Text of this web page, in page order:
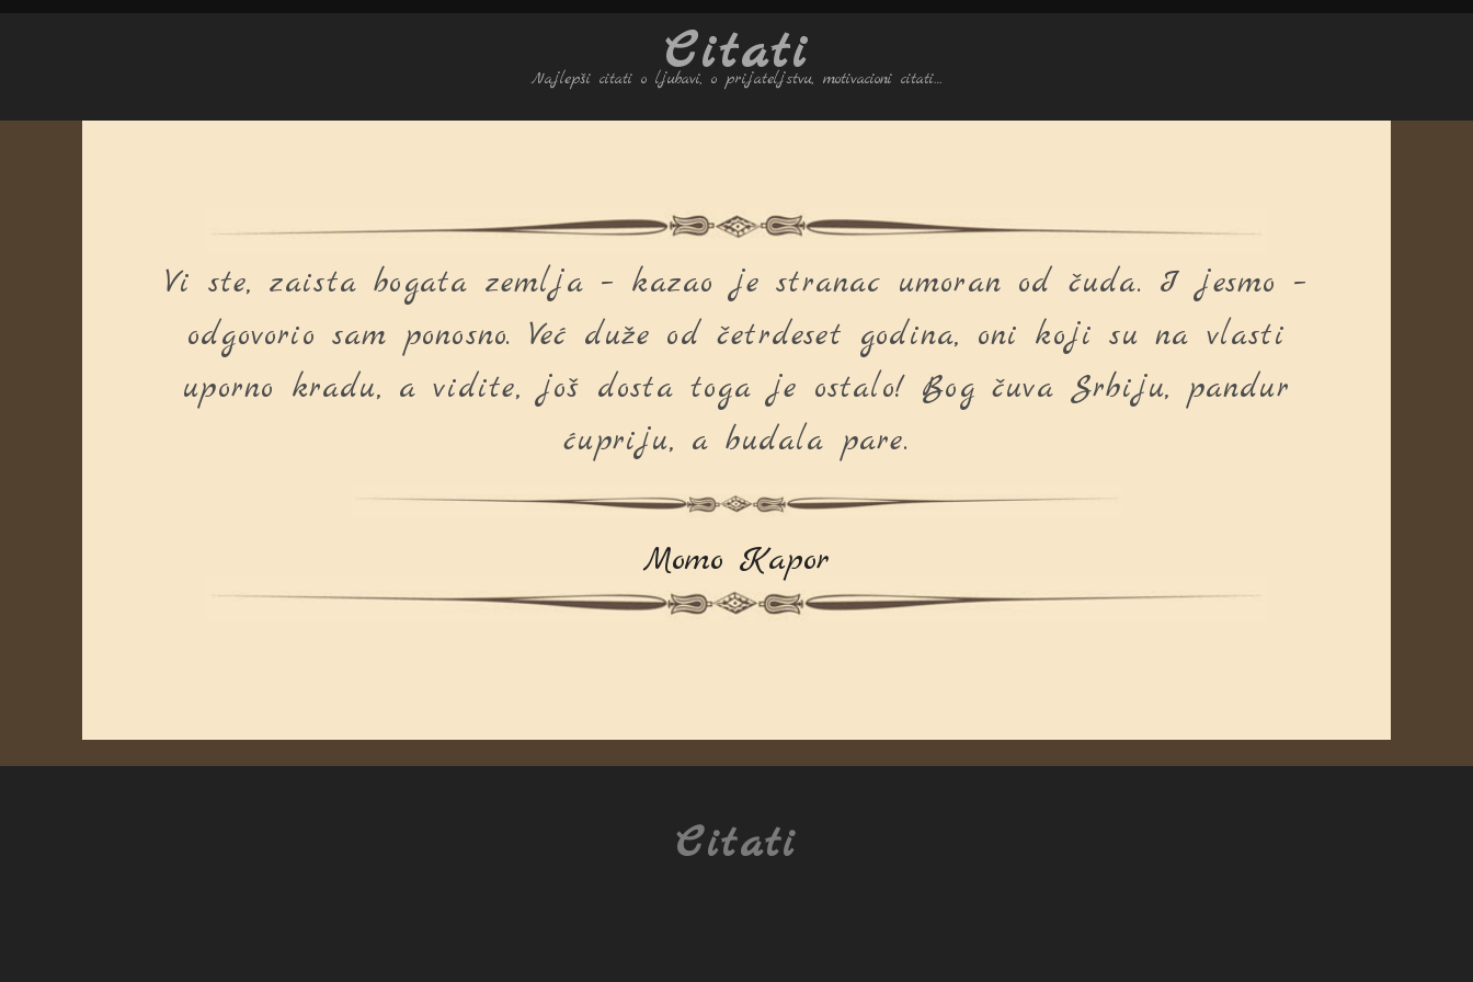
Citati
Najlepši citati o ljubavi, o prijateljstvu, motivacioni citati…
Vi ste, zaista bogata zemlja – kazao je stranac umoran od čuda. I jesmo –
odgovorio sam ponosno. Već duže od četrdeset godina, oni koji su na vlasti
uporno kradu, a vidite, još dosta toga je ostalo! Bog čuva Srbiju, pandur
ćupriju, a budala pare.
Momo Kapor
Citati